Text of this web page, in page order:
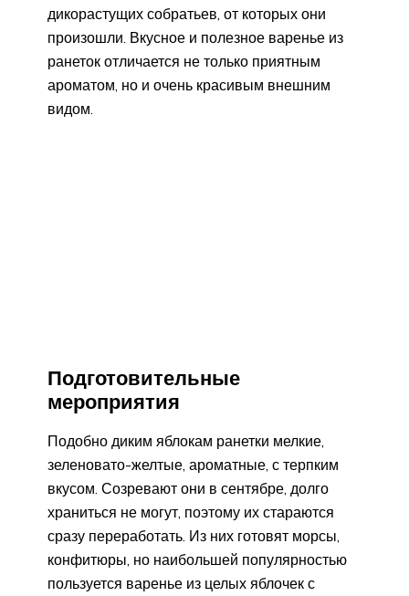
дикорастущих собратьев, от которых они
произошли. Вкусное и полезное варенье из
ранеток отличается не только приятным
ароматом, но и очень красивым внешним
видом.
Подготовительные
мероприятия
Подобно диким яблокам ранетки мелкие,
зеленовато-желтые, ароматные, с терпким
вкусом. Созревают они в сентябре, долго
храниться не могут, поэтому их стараются
сразу переработать. Из них готовят морсы,
конфитюры, но наибольшей популярностью
пользуется варенье из целых яблочек с